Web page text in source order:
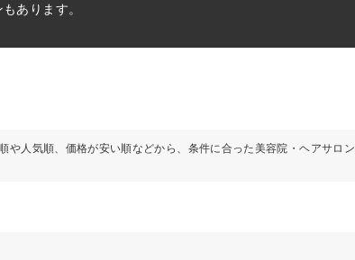
あります。
や人気順、価格が安い順などから、条件に合った美容院・ヘアサロ